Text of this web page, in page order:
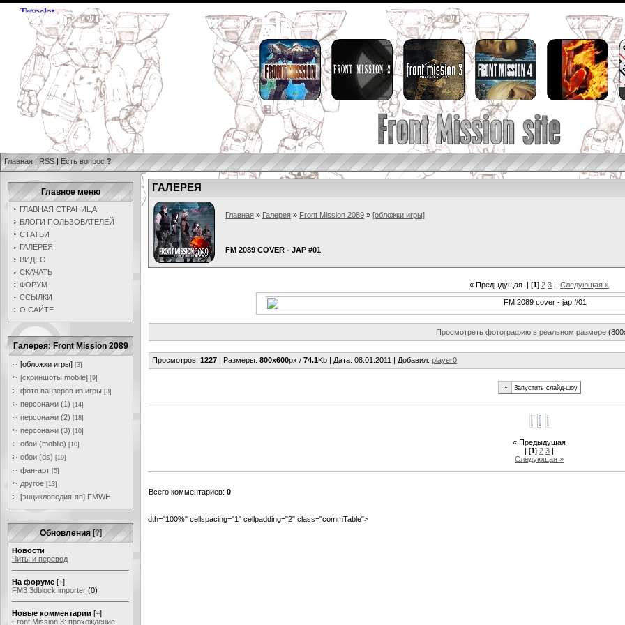
Главная | RSS | Есть вопрос ?
Главное меню
ГЛАВНАЯ СТРАНИЦА
БЛОГИ ПОЛЬЗОВАТЕЛЕЙ
СТАТЬИ
ГАЛЕРЕЯ
ВИДЕО
СКАЧАТЬ
ФОРУМ
ССЫЛКИ
О САЙТЕ
Галерея: Front Mission 2089
[обложки игры] [3]
[скриншоты mobile] [9]
фото ванзеров из игры [3]
персонажи (1) [14]
персонажи (2) [18]
персонажи (3) [10]
обои (mobile) [10]
обои (ds) [19]
фан-арт [5]
другое [13]
[энциклопедия-яп] FMWH
Обновления [?]
Новости
Читы и перевод
На форуме [+]
FM3 3dblock importer (0)
Новые комментарии [+]
Front Mission 3: прохождение,
ГАЛЕРЕЯ
Главная » Галерея » Front Mission 2089 » [обложки игры]
FM 2089 COVER - JAP #01
« Предыдущая | [1] 2 3 | Следующая »
Просмотреть фотографию в реальном размере
Просмотров: 1227 | Размеры: 800x600px / 74.1Kb | Дата: 08.01.2011 | Добавил: player0
« Предыдущая
| [1] 2 3 |
Следующая »
Всего комментариев: 0
dth="100%" cellspacing="1" cellpadding="2" class="commTable">